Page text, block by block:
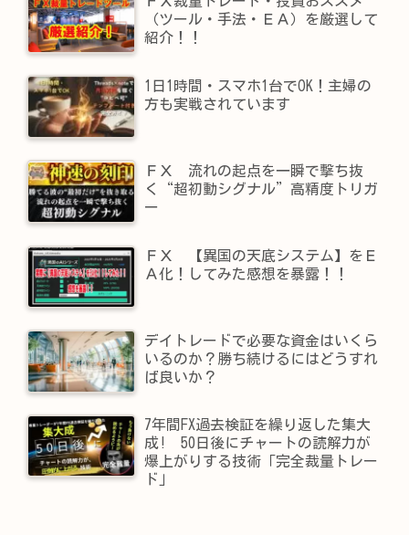
（ツール・手法・ＥＡ）を厳選して
紹介！！
1日1時間・スマホ1台でOK！主婦の
方も実戦されています
ＦＸ 流れの起点を一瞬で撃ち抜
く“超初動シグナル”高精度トリガ
ー
ＦＸ 【異国の天底システム】をＥ
Ａ化！してみた感想を暴露！！
デイトレードで必要な資金はいくら
いるのか？勝ち続けるにはどうすれ
ば良いか？
7年間FX過去検証を繰り返した集大
成! 50日後にチャートの読解力が
爆上がりする技術「完全裁量トレー
ド」